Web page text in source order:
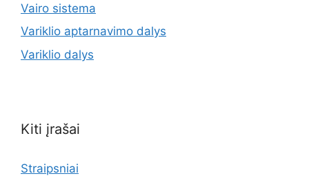
Vairo sistema
Variklio aptarnavimo dalys
Variklio dalys
Kiti įrašai
Straipsniai